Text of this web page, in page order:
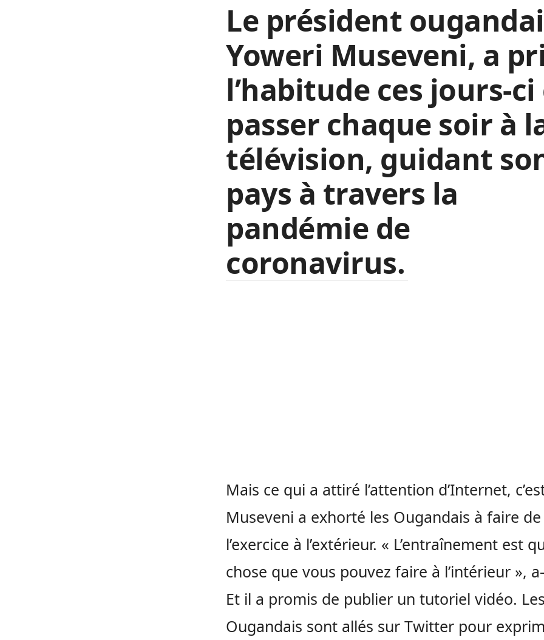
Le président
Yoweri Museveni, a
l’habitude ces jours-ci
passer chaque soir à
télévision, guidant
pays à travers la
pandémie de
coronavirus.
Mais ce qui a attiré l’attention d’Internet,
Museveni a exhorté les Ougandais à faire de
l’exercice à l’extérieur. « L’entraînement est
chose que vous pouvez faire à l’intérieur »,
Et il a promis de publier un tutoriel vidéo. Les
Ougandais sont allés sur Twitter pour